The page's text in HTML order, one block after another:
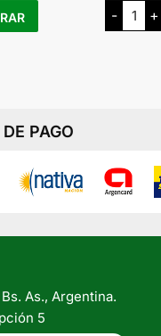
-
Tipo
+
PAGO
As., Argentina.
5